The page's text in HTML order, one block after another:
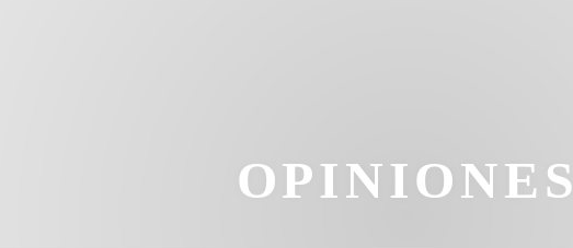
OPINIONES